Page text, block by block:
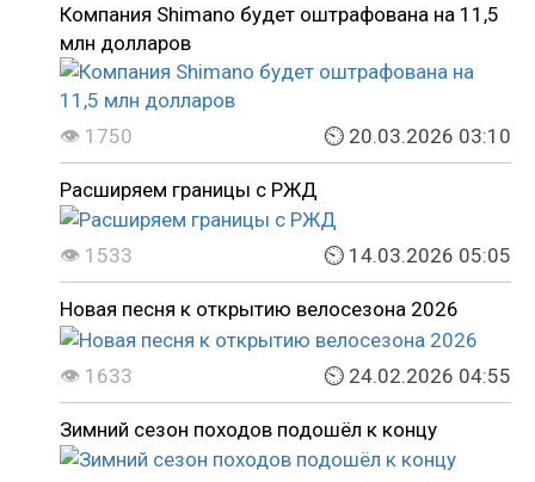
Компания Shimano будет оштрафована на 11,5
млн долларов
👁 1750 ⏲ 20.03.2026 03:10
Расширяем границы с РЖД
👁 1533 ⏲ 14.03.2026 05:05
Новая песня к открытию велосезона 2026
👁 1633 ⏲ 24.02.2026 04:55
Зимний сезон походов подошёл к концу